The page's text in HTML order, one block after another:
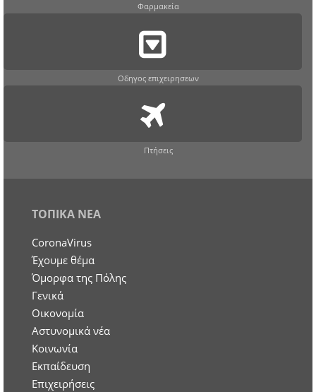
Φαρμακεία
Οδηγος επιχειρησεων
Πτήσεις
ΤΟΠΙΚΑ ΝΕΑ
CoronaVirus
Έχουμε θέμα
Όμορφα της Πόλης
Γενικά
Οικονομία
Aστυνομικά νέα
Κοινωνία
Εκπαίδευση
Επιχειρήσεις